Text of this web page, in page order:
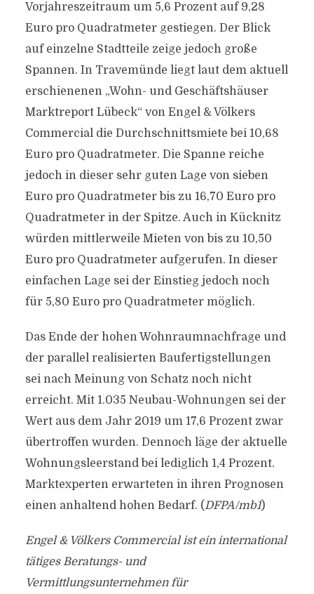
Vorjahreszeitraum um 5,6 Prozent auf 9,28
Euro pro Quadratmeter gestiegen. Der Blick
auf einzelne Stadtteile zeige jedoch große
Spannen. In Travemünde liegt laut dem aktuell
erschienenen „Wohn- und Geschäftshäuser
Marktreport Lübeck“ von Engel & Völkers
Commercial die Durchschnittsmiete bei 10,68
Euro pro Quadratmeter. Die Spanne reiche
jedoch in dieser sehr guten Lage von sieben
Euro pro Quadratmeter bis zu 16,70 Euro pro
Quadratmeter in der Spitze. Auch in Kücknitz
würden mittlerweile Mieten von bis zu 10,50
Euro pro Quadratmeter aufgerufen. In dieser
einfachen Lage sei der Einstieg jedoch noch
für 5,80 Euro pro Quadratmeter möglich.
Das Ende der hohen Wohnraumnachfrage und
der parallel realisierten Baufertigstellungen
sei nach Meinung von Schatz noch nicht
erreicht. Mit 1.035 Neubau-Wohnungen sei der
Wert aus dem Jahr 2019 um 17,6 Prozent zwar
übertroffen wurden. Dennoch läge der aktuelle
Wohnungsleerstand bei lediglich 1,4 Prozent.
Marktexperten erwarteten in ihren Prognosen
einen anhaltend hohen Bedarf. (DFPA/mb1)
Engel & Völkers Commercial ist ein international
tätiges Beratungs- und
Vermittlungsunternehmen für